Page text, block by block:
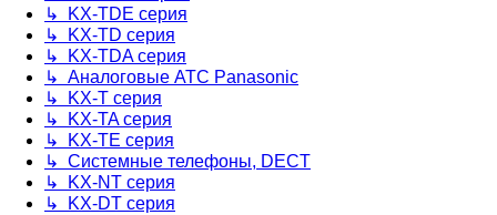
↳ KX-TDE серия
↳ KX-TD серия
↳ KX-TDA серия
↳ Аналоговые АТС Panasonic
↳ KX-T серия
↳ KX-TA серия
↳ KX-TE серия
↳ Системные телефоны, DECT
↳ KX-NT серия
↳ KX-DT серия